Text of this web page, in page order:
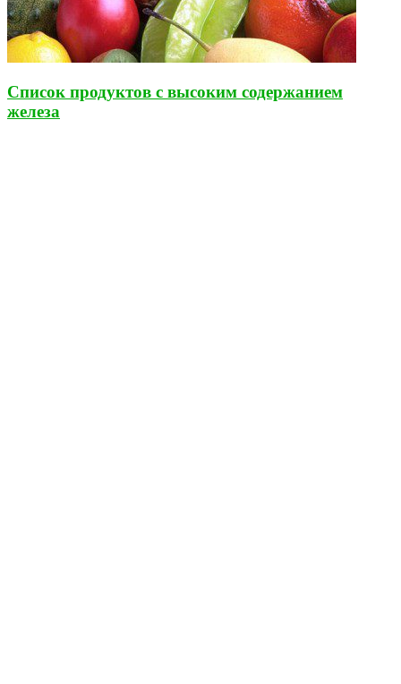
Список продуктов с высоким содержанием
железа